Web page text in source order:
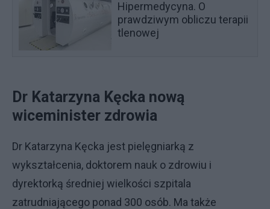
Hipermedycyna. O
prawdziwym obliczu terapii
tlenowej
Dr Katarzyna Kęcka nową
wiceminister zdrowia
Dr Katarzyna Kęcka jest pielęgniarką z
wykształcenia, doktorem nauk o zdrowiu i
dyrektorką średniej wielkości szpitala
zatrudniającego ponad 300 osób. Ma także